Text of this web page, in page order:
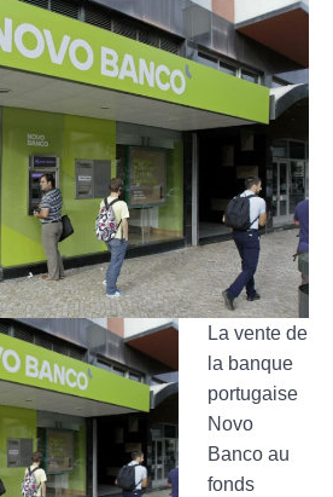
La vente de
la banque
portugaise
Novo
Banco au
fonds